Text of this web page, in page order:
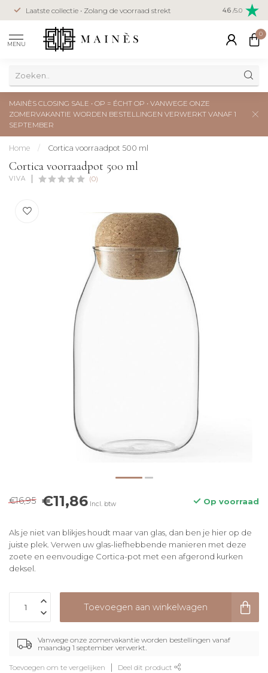
Laatste collectie • Zolang de voorraad strekt Veilig
creditcard
4.6 /5.0
MENU
0
MAINÈS CLOSING SALE • OP = ÉCHT OP • VANWEGE ONZE
ZOMERVAKANTIE WORDEN BESTELLINGEN VERWERKT VANAF 1
SEPTEMBER
Home / Cortica voorraadpot 500 ml
Cortica voorraadpot 500 ml
VIVA (0)
€16,95 €11,86 Incl. btw Op voorraad
Als je niet van blikjes houdt maar van glas, dan ben je hier op de
juiste plek. Verwen uw glas-liefhebbende manieren met deze
zoete en eenvoudige Cortica-pot met een afgerond kurken
deksel.
Toevoegen aan winkelwagen
Vanwege onze zomervakantie worden bestellingen vanaf
maandag 1 september verwerkt.
Toevoegen om te vergelijken Deel dit product